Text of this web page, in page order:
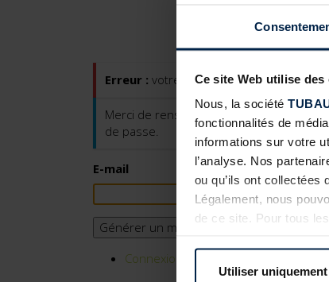
Ce site Web utilise des
Nous, la société
fonctionnalités de
informations sur votre
l’analyse. Nos
ou qu’ils ont
Légalement, nous
de ce site. Pour tous
Utiliser
Erreur : votre lien de réinitialisation de
Merci de renseigner votre identifiant ou
de passe.
E-mail
Générer un mot de passe
Connexion